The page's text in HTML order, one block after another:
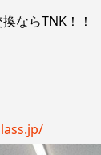
ならTNK！！